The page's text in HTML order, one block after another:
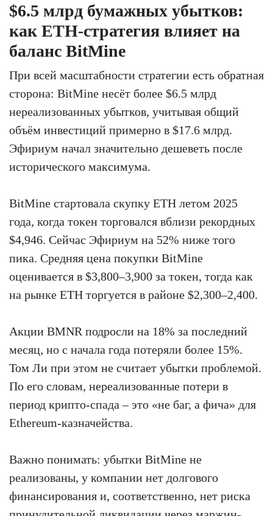
$6.5 млрд бумажных убытков:
как ETH-стратегия влияет на
баланс BitMine
При всей масштабности стратегии есть обратная
сторона: BitMine несёт более $6.5 млрд
нереализованных убытков, учитывая общий
объём инвестиций примерно в $17.6 млрд.
Эфириум начал значительно дешеветь после
исторического максимума.
BitMine стартовала скупку ETH летом 2025
года, когда токен торговался вблизи рекордных
$4,946. Сейчас Эфириум на 52% ниже того
пика. Средняя цена покупки BitMine
оценивается в $3,800–3,900 за токен, тогда как
на рынке ETH торгуется в районе $2,300–2,400.
Акции BMNR подросли на 18% за последний
месяц, но с начала года потеряли более 15%.
Том Ли при этом не считает убытки проблемой.
По его словам, нереализованные потери в
период крипто-спада – это «не баг, а фича» для
Ethereum-казначейства.
Важно понимать: убытки BitMine не
реализованы, у компании нет долгового
финансирования и, соответственно, нет риска